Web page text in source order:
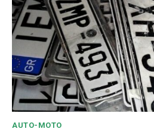
AUTO-MOTO